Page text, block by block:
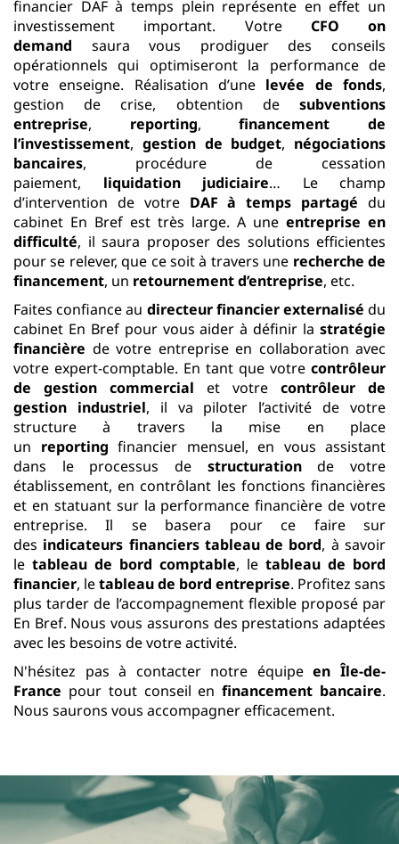
financier DAF à temps plein représente en effet un
investissement important. Votre CFO on
demand saura vous prodiguer des conseils
opérationnels qui optimiseront la performance de
votre enseigne. Réalisation d’une levée de fonds,
gestion de crise, obtention de subventions
entreprise, reporting,financement de
l’investissement, gestion de budget, négociations
bancaires, procédure de cessation
paiement, liquidation judiciaire… Le champ
d’intervention de votre DAF à temps partagé du
cabinet En Bref est très large. A une entreprise en
difficulté, il saura proposer des solutions efficientes
pour se relever, que ce soit à travers une recherche de
financement, un retournement d’entreprise, etc.
Faites confiance au directeur financier externalisé du
cabinet En Bref pour vous aider à définir la stratégie
financière de votre entreprise en collaboration avec
votre expert-comptable. En tant que votre contrôleur
de gestion commercial et votre contrôleur de
gestion industriel, il va piloter l’activité de votre
structure à travers la mise en place
un reporting financier mensuel, en vous assistant
dans le processus de structurationde votre
établissement, en contrôlant les fonctions financières
et en statuant sur la performance financière de votre
entreprise. Il se basera pour ce faire sur
des indicateurs financiers tableau de bord, à savoir
le tableau de bord comptable, le tableau de bord
financier, letableau de bord entreprise. Profitez sans
plustarder de l’accompagnement flexible proposé par
En Bref. Nous vous assurons des prestations adaptées
avec les besoins de votre activité.
N'hésitez pas à contacter notre équipeen Île-de-
France pour tout conseil enfinancement bancaire.
Nous saurons vous accompagner efficacement.